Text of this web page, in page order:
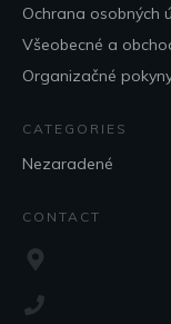
Ochrana osobných
Všeobecné a
Organizačné
CATEGORIES
Nezaradené
CONTACT